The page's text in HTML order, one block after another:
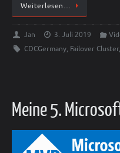
Weiterlesen…
Jan 3. Juli 2019
CDCGermany, Failover Cluster,
Meine 5.